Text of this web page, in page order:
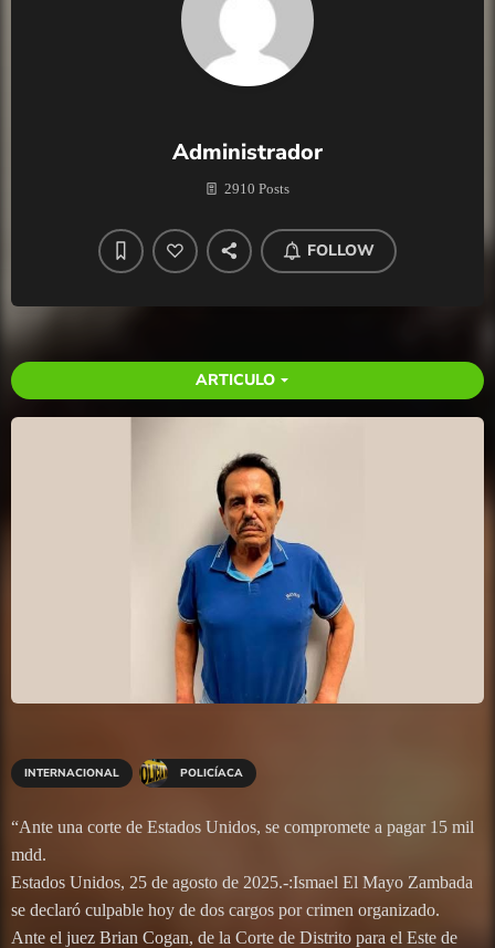
Administrador
2910 Posts
FOLLOW
ARTICULO arrow_drop_down
INTERNACIONAL POLICÍACA
“Ante una corte de Estados Unidos, se compromete a pagar 15 mil
mdd.
Estados Unidos, 25 de agosto de 2025.-:Ismael El Mayo Zambada
se declaró culpable hoy de dos cargos por crimen organizado.
Ante el juez Brian Cogan, de la Corte de Distrito para el Este de